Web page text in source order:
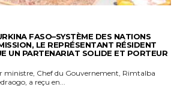
FASO–SYSTÈME DES NATIONS
LE REPRÉSENTANT RÉSIDENT
UN PARTENARIAT SOLIDE ET PORTEUR
ministre, Chef du Gouvernement, Rimtalba
a reçu en...